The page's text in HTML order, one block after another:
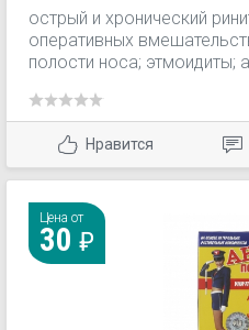
острый и хронический
оперативных
полости носа; этмоидиты;
Нравится
Цена от
30